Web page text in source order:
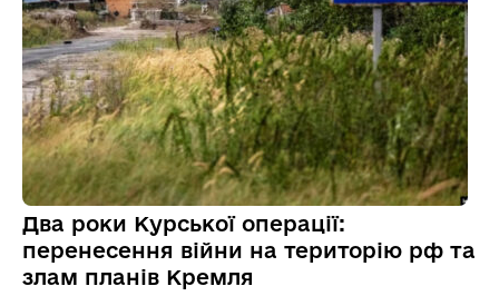
Два роки Курської операції:
перенесення війни на територію рф та
злам планів Кремля